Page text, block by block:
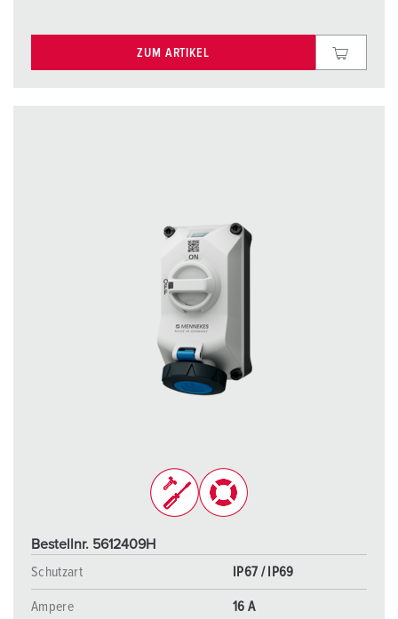
ZUM ARTIKEL
Bestellnr. 5612409H
Schutzart
IP67 / IP69
Ampere 16 A